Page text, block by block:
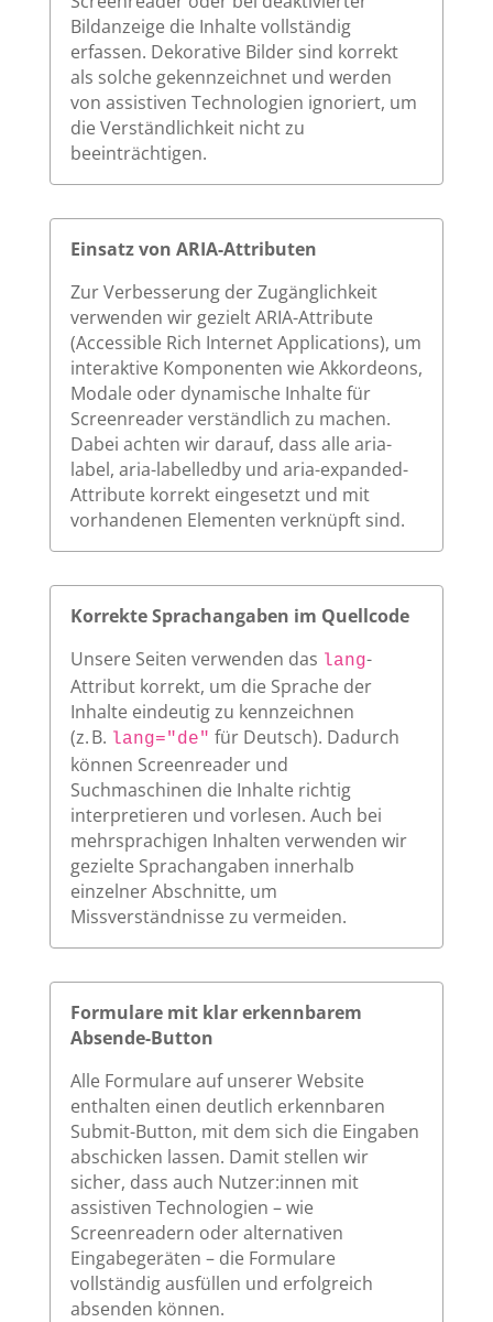
Bildanzeige die Inhalte vollständig
erfassen. Dekorative Bilder sind korrekt
als solche gekennzeichnet und werden
von assistiven Technologien ignoriert, um
die Verständlichkeit nicht zu
beeinträchtigen.
Einsatz von ARIA-Attributen
Zur Verbesserung der Zugänglichkeit
verwenden wir gezielt ARIA-Attribute
(Accessible Rich Internet Applications), um
interaktive Komponenten wie Akkordeons,
Modale oder dynamische Inhalte für
Screenreader verständlich zu machen.
Dabei achten wir darauf, dass alle aria-
label, aria-labelledby und aria-expanded-
Attribute korrekt eingesetzt und mit
vorhandenen Elementen verknüpft sind.
Korrekte Sprachangaben im Quellcode
Unsere Seiten verwenden das lang-
Attribut korrekt, um die Sprache der
Inhalte eindeutig zu kennzeichnen
(z. B. lang="de" für Deutsch). Dadurch
können Screenreader und
Suchmaschinen die Inhalte richtig
interpretieren und vorlesen. Auch bei
mehrsprachigen Inhalten verwenden wir
gezielte Sprachangaben innerhalb
einzelner Abschnitte, um
Missverständnisse zu vermeiden.
Formulare mit klar erkennbarem
Absende-Button
Alle Formulare auf unserer Website
enthalten einen deutlich erkennbaren
Submit-Button, mit dem sich die Eingaben
abschicken lassen. Damit stellen wir
sicher, dass auch Nutzer:innen mit
assistiven Technologien – wie
Screenreadern oder alternativen
Eingabegeräten – die Formulare
vollständig ausfüllen und erfolgreich
absenden können.